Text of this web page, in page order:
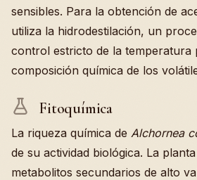
sensibles. Para la obtención de
utiliza la hidrodestilación, un
control estricto de la temperatura
composición química de los
Fitoquímica
La riqueza química de Alchornea
de su actividad biológica. La
metabolitos secundarios de alto